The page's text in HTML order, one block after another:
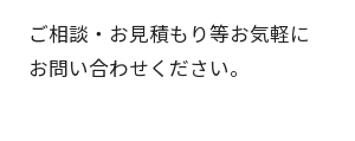
ご相談・お見積もり等お気軽に
お問い合わせください。